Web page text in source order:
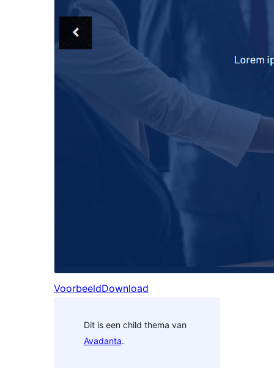
VoorbeeldDownload
Dit is een child thema van
Avadanta.